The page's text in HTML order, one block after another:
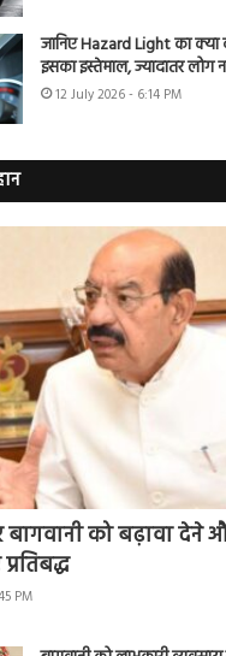
जानिए Hazard Light का
इसका इस्तेमाल, ज्यादातर लोग
12 July 2026 - 6:14 PM
को बढ़ावा देने
PM